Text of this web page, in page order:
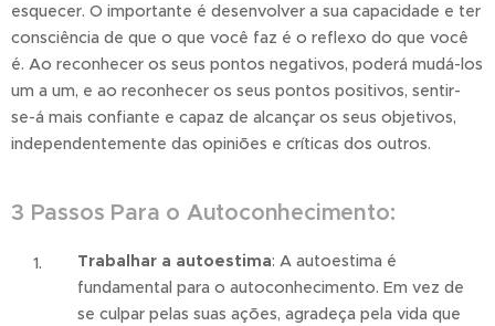
esquecer. O importante é desenvolver a sua capacidade e ter
consciência de que o que você faz é o reflexo do que você
é. Ao reconhecer os seus pontos negativos, poderá mudá-los
um a um, e ao reconhecer os seus pontos positivos, sentir-
se-á mais confiante e capaz de alcançar os seus objetivos,
independentemente das opiniões e críticas dos outros.
3 Passos Para o Autoconhecimento:
Trabalhar a autoestima: A autoestima é
fundamental para o autoconhecimento. Em vez de
se culpar pelas suas ações, agradeça pela vida que